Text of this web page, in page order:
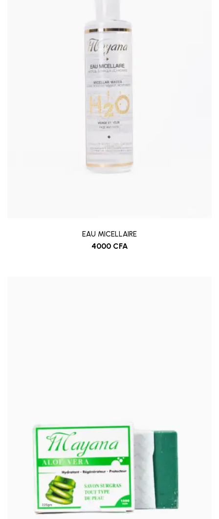
4000 CFA
EAU MICELLAIRE